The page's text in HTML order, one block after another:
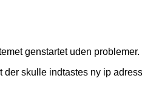
genstartet uden problemer.
skulle indtastes ny ip